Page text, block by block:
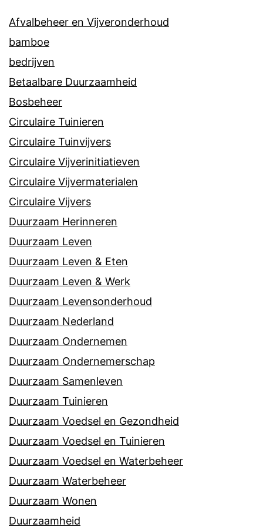
Afvalbeheer en Vijveronderhoud
bamboe
bedrijven
Betaalbare Duurzaamheid
Bosbeheer
Circulaire Tuinieren
Circulaire Tuinvijvers
Circulaire Vijverinitiatieven
Circulaire Vijvermaterialen
Circulaire Vijvers
Duurzaam Herinneren
Duurzaam Leven
Duurzaam Leven & Eten
Duurzaam Leven & Werk
Duurzaam Levensonderhoud
Duurzaam Nederland
Duurzaam Ondernemen
Duurzaam Ondernemerschap
Duurzaam Samenleven
Duurzaam Tuinieren
Duurzaam Voedsel en Gezondheid
Duurzaam Voedsel en Tuinieren
Duurzaam Voedsel en Waterbeheer
Duurzaam Waterbeheer
Duurzaam Wonen
Duurzaamheid